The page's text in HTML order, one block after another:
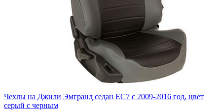
Чехлы на Джили Эмгранд седан ЕС7 с 2009-2016 год, цвет
серый с черным